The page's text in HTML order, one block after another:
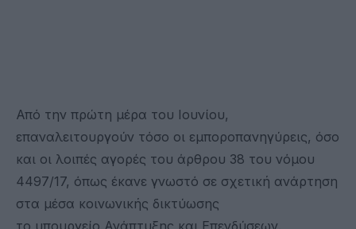
Από την πρώτη μέρα του Ιουνίου,
επαναλειτουργούν τόσο οι εμποροπανηγύρεις, όσο
και οι λοιπές αγορές του άρθρου 38 του νόμου
4497/17, όπως έκανε γνωστό σε σχετική ανάρτηση
στα μέσα κοινωνικής δικτύωσης
το υπουργείο Ανάπτυξης και Επενδύσεων.